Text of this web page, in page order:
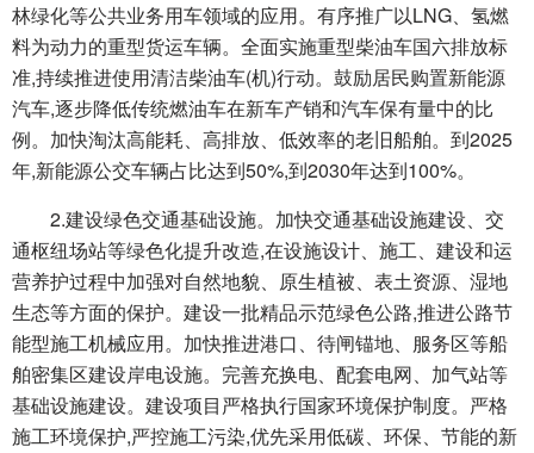
林绿化等公共业务用车领域的应用。有序推广以LNG、氢燃
料为动力的重型货运车辆。全面实施重型柴油车国六排放标
准,持续推进使用清洁柴油车(机)行动。鼓励居民购置新能源
汽车,逐步降低传统燃油车在新车产销和汽车保有量中的比
例。加快淘汰高能耗、高排放、低效率的老旧船舶。到2025
年,新能源公交车辆占比达到50%,到2030年达到100%。
2.建设绿色交通基础设施。加快交通基础设施建设、交
通枢纽场站等绿色化提升改造,在设施设计、施工、建设和运
营养护过程中加强对自然地貌、原生植被、表土资源、湿地
生态等方面的保护。建设一批精品示范绿色公路,推进公路节
能型施工机械应用。加快推进港口、待闸锚地、服务区等船
舶密集区建设岸电设施。完善充换电、配套电网、加气站等
基础设施建设。建设项目严格执行国家环境保护制度。严格
施工环境保护,严控施工污染,优先采用低碳、环保、节能的新